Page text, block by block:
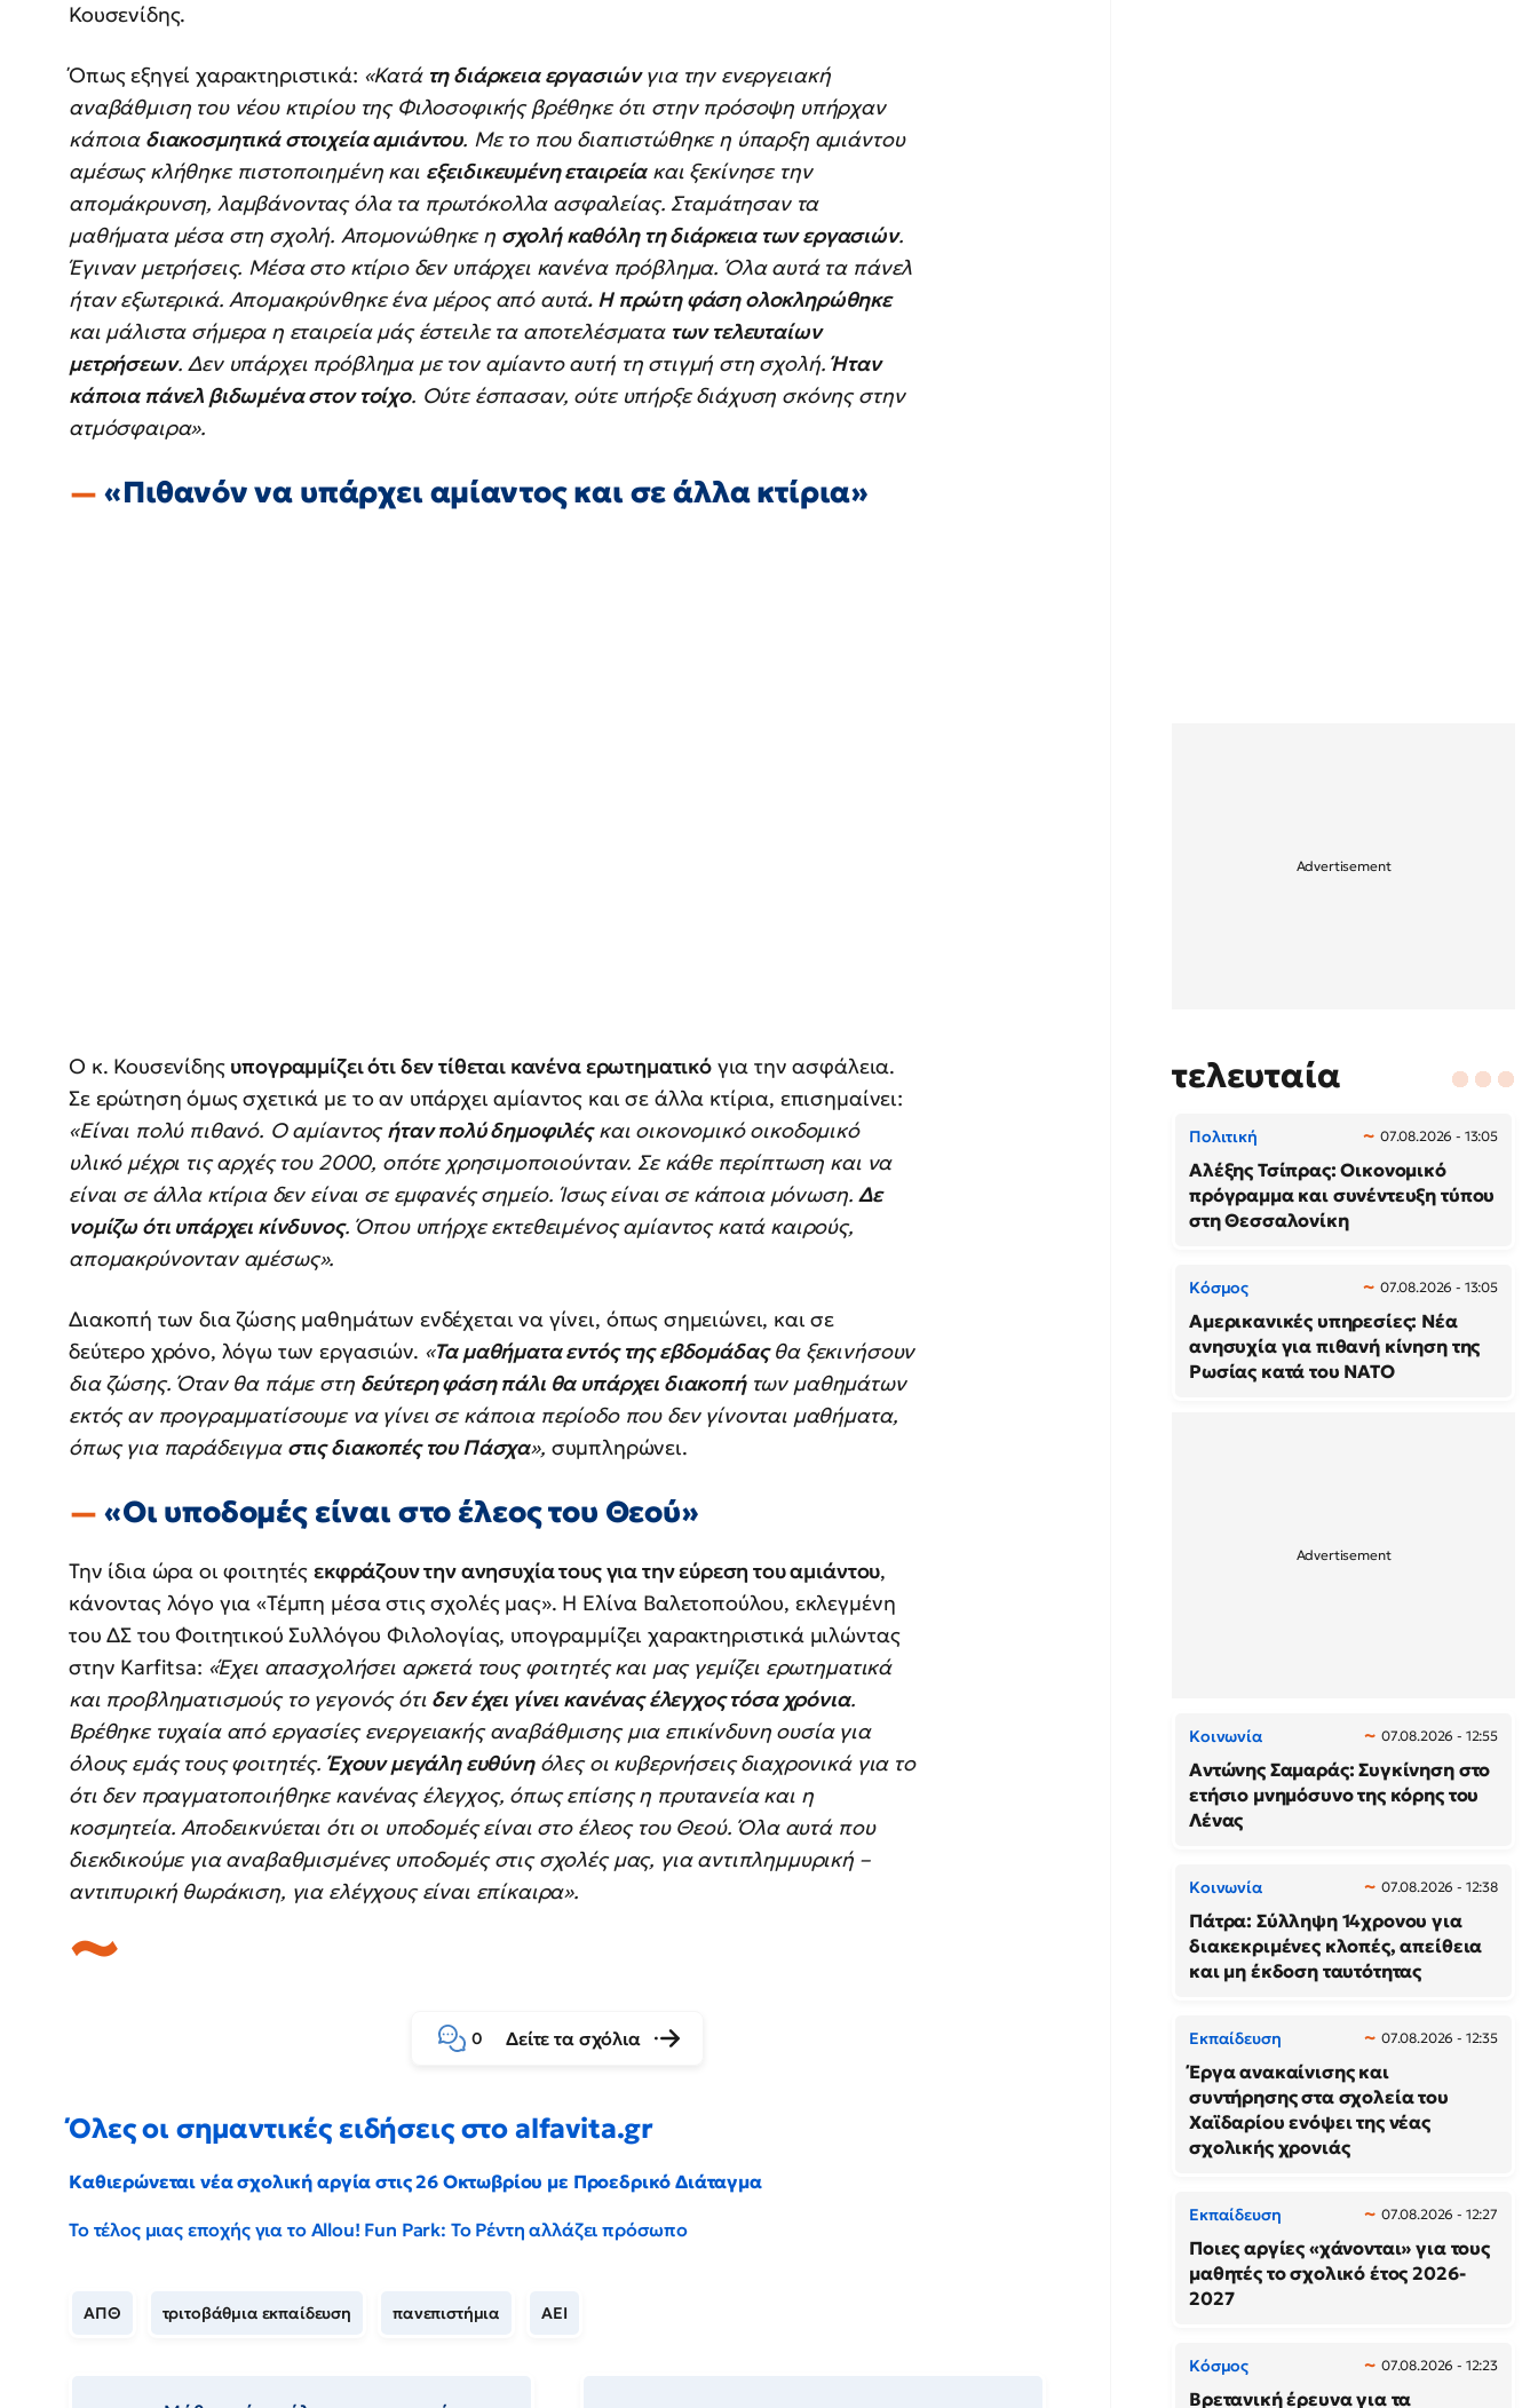
Κουσενίδης.
Όπως εξηγεί χαρακτηριστικά: «Κατά τη διάρκεια εργασιώνγια την ενεργειακή
αναβάθμιση του νέου κτιρίου της Φιλοσοφικής βρέθηκε ότι στην πρόσοψη υπήρχαν
κάποια διακοσμητικά στοιχεία αμιάντου. Με το που διαπιστώθηκε η ύπαρξη αμιάντου
αμέσως κλήθηκε πιστοποιημένη και εξειδικευμένη εταιρείακαι ξεκίνησε την
απομάκρυνση, λαμβάνοντας όλα τα πρωτόκολλα ασφαλείας. Σταμάτησαν τα
μαθήματα μέσα στη σχολή. Απομονώθηκε η σχολή καθόλη τη διάρκεια των εργασιών.
Έγιναν μετρήσεις. Μέσα στο κτίριο δεν υπάρχει κανένα πρόβλημα. Όλα αυτά τα πάνελ
ήταν εξωτερικά. Απομακρύνθηκε ένα μέρος από αυτά. Η πρώτη φάση ολοκληρώθηκε
και μάλιστα σήμερα η εταιρεία μάς έστειλε τα αποτελέσματα των τελευταίων
μετρήσεων. Δεν υπάρχει πρόβλημα με τον αμίαντο αυτή τη στιγμή στη σχολή.Ήταν
κάποια πάνελ βιδωμένα στον τοίχο. Ούτε έσπασαν, ούτε υπήρξε διάχυση σκόνης στην
ατμόσφαιρα».
«Πιθανόν να υπάρχει αμίαντος και σε άλλα κτίρια»
Ο κ. Κουσενίδης υπογραμμίζει ότι δεν τίθεται κανένα ερωτηματικόγια την ασφάλεια.
Σε ερώτηση όμως σχετικά με το αν υπάρχει αμίαντος και σε άλλα κτίρια, επισημαίνει:
«Είναι πολύ πιθανό. Ο αμίαντοςήταν πολύ δημοφιλέςκαι οικονομικό οικοδομικό
υλικό μέχρι τις αρχές του 2000, οπότε χρησιμοποιούνταν. Σε κάθε περίπτωση και να
είναι σε άλλα κτίρια δεν είναι σε εμφανές σημείο. Ίσως είναι σε κάποια μόνωση.Δε
νομίζω ότι υπάρχει κίνδυνος. Όπου υπήρχε εκτεθειμένος αμίαντος κατά καιρούς,
απομακρύνονταν αμέσως».
Διακοπή των δια ζώσης μαθημάτων ενδέχεται να γίνει, όπως σημειώνει, και σε
δεύτερο χρόνο, λόγω των εργασιών. «Τα μαθήματα εντός της εβδομάδαςθα ξεκινήσουν
δια ζώσης. Όταν θα πάμε στη δεύτερη φάση πάλι θα υπάρχει διακοπήτων μαθημάτων
εκτός αν προγραμματίσουμε να γίνει σε κάποια περίοδο που δεν γίνονται μαθήματα,
όπως για παράδειγμα στις διακοπές του Πάσχα», συμπληρώνει.
«Οι υποδομές είναι στο έλεος του Θεού»
Την ίδια ώρα οι φοιτητές εκφράζουν την ανησυχία τους για την εύρεση του αμιάντου,
κάνοντας λόγο για «Τέμπη μέσα στις σχολές μας». Η Ελίνα Βαλετοπούλου, εκλεγμένη
του ΔΣ του Φοιτητικού Συλλόγου Φιλολογίας, υπογραμμίζει χαρακτηριστικά μιλώντας
στην Karfitsa: «Έχει απασχολήσει αρκετά τους φοιτητές και μας γεμίζει ερωτηματικά
και προβληματισμούς το γεγονός ότι δεν έχει γίνει κανένας έλεγχος τόσα χρόνια.
Βρέθηκε τυχαία από εργασίες ενεργειακής αναβάθμισης μια επικίνδυνη ουσία για
όλους εμάς τους φοιτητές. Έχουν μεγάλη ευθύνηόλες οι κυβερνήσεις διαχρονικά για το
ότι δεν πραγματοποιήθηκε κανένας έλεγχος, όπως επίσης η πρυτανεία και η
κοσμητεία. Αποδεικνύεται ότι οι υποδομές είναι στο έλεος του Θεού. Όλα αυτά που
διεκδικούμε για αναβαθμισμένες υποδομές στις σχολές μας, για αντιπλημμυρική –
αντιπυρική θωράκιση, για ελέγχους είναι επίκαιρα».
0 Δείτε τα σχόλια
Όλες οι σημαντικές ειδήσεις στο alfavita.gr
Καθιερώνεται νέα σχολική αργία στις 26 Οκτωβρίου με Προεδρικό Διάταγμα
Το τέλος μιας εποχής για το Allou! Fun Park: Το Ρέντη αλλάζει πρόσωπο
ΑΠΘ τριτοβάθμια εκπαίδευση πανεπιστήμια ΑΕΙ
τελευταία
Πολιτική 07.08.2026 - 13:05
Αλέξης Τσίπρας: Οικονομικό
πρόγραμμα και συνέντευξη τύπου
στη Θεσσαλονίκη
Κόσμος 07.08.2026 - 13:05
Αμερικανικές υπηρεσίες: Νέα
ανησυχία για πιθανή κίνηση της
Ρωσίας κατά του ΝΑΤΟ
Κοινωνία 07.08.2026 - 12:55
Αντώνης Σαμαράς: Συγκίνηση στο
ετήσιο μνημόσυνο της κόρης του
Λένας
Κοινωνία 07.08.2026 - 12:38
Πάτρα: Σύλληψη 14χρονου για
διακεκριμένες κλοπές, απείθεια
και μη έκδοση ταυτότητας
Εκπαίδευση 07.08.2026 - 12:35
Έργα ανακαίνισης και
συντήρησης στα σχολεία του
Χαϊδαρίου ενόψει της νέας
σχολικής χρονιάς
Εκπαίδευση 07.08.2026 - 12:27
Ποιες αργίες «χάνονται» για τους
μαθητές το σχολικό έτος 2026-
2027
Κόσμος 07.08.2026 - 12:23
Βρετανική έρευνα για τα